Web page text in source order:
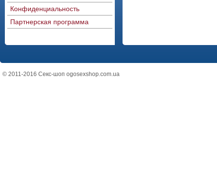
Конфиденциальность
Партнерская программа
© 2011-2016 Секс-шоп ogosexshop.com.ua